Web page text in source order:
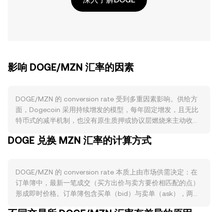
影响 DOGE/MZN 汇率的因素
DOGE/MZN 的 conversion rate 受到多重因素影响。供给方
面，Dogecoin 采用持续增发的模型，每年固定增发，且无比
特币式的减半机制，也没有原生质押或协议层燃烧来主动收缩
DOGE 的实际使用场景包括打赏、社交与社区支付、部分商户
DOGE 的需求。宏观相关性方面，DOGE 通常与比特币同向波
动，BTC 的趋势往往主导短期方向；同时，MZN 的强弱、当
地流动性与风险偏好变化也会影响以 MZN 计价的报价。监管
DOGE 兑换 MZN 汇率的计算方式
DOGE/MZN 的 conversion rate 本质上由市场供需决定：在
订单簿中，最新一笔成交（买方出价与卖方要价相匹配的点）
形成即时价格。订单簿包含买单（bid）与卖单（ask），两者